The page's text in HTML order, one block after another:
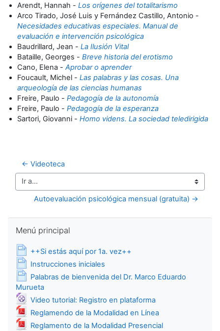
Arendt, Hannah -Los orígenes del totalitarismo
Arco Tirado, José Luis y Fernández Castillo, Antonio -
Necesidades educativas especiales. Manual de
evaluación e intervención psicológica
Baudrillard, Jean -La Ilusión Vital
Bataille, Georges -Breve historia del erotismo
Cano, Elena -Aprobar o aprender
Foucault, Michel -Las palabras y las cosas. Una
arqueología de las ciencias humanas
Freire, Paulo -Pedagogía de la autonomía
Freire, Paulo - Pedagogía de la esperanza
Sartori, Giovanni -Homo videns. La sociedad teledirigida
← Videoteca
Ir a...
Autoevaluación psicológica mensual (gratuita) →
Menú principal
++Si estás aquí por 1a. vez++
Instrucciones iniciales
Palabras de bienvenida del Dr. Marco Eduardo
MuruetaPágina
Video tutorial: Registro en plataforma
Reglamendo de la Modalidad en Línea
Reglamento de la Modalidad PresencialArchivo